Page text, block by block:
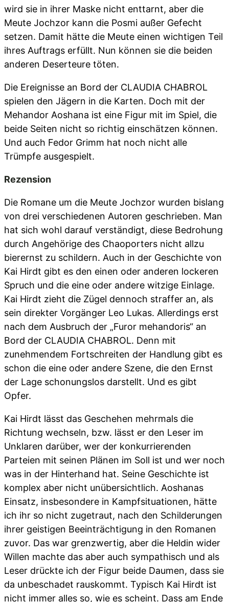
wird sie in ihrer Maske nicht enttarnt, aber die
Meute Jochzor kann die Posmi außer Gefecht
setzen. Damit hätte die Meute einen wichtigen Teil
ihres Auftrags erfüllt. Nun können sie die beiden
anderen Deserteure töten.
Die Ereignisse an Bord der CLAUDIA CHABROL
spielen den Jägern in die Karten. Doch mit der
Mehandor Aoshana ist eine Figur mit im Spiel, die
beide Seiten nicht so richtig einschätzen können.
Und auch Fedor Grimm hat noch nicht alle
Trümpfe ausgespielt.
Rezension
Die Romane um die Meute Jochzor wurden bislang
von drei verschiedenen Autoren geschrieben. Man
hat sich wohl darauf verständigt, diese Bedrohung
durch Angehörige des Chaoporters nicht allzu
bierernst zu schildern. Auch in der Geschichte von
Kai Hirdt gibt es den einen oder anderen lockeren
Spruch und die eine oder andere witzige Einlage.
Kai Hirdt zieht die Zügel dennoch straffer an, als
sein direkter Vorgänger Leo Lukas. Allerdings erst
nach dem Ausbruch der „Furor mehandoris“ an
Bord der CLAUDIA CHABROL. Denn mit
zunehmendem Fortschreiten der Handlung gibt es
schon die eine oder andere Szene, die den Ernst
der Lage schonungslos darstellt. Und es gibt
Opfer.
Kai Hirdt lässt das Geschehen mehrmals die
Richtung wechseln, bzw. lässt er den Leser im
Unklaren darüber, wer der konkurrierenden
Parteien mit seinen Plänen im Soll ist und wer noch
was in der Hinterhand hat. Seine Geschichte ist
komplex aber nicht unübersichtlich. Aoshanas
Einsatz, insbesondere in Kampfsituationen, hätte
ich ihr so nicht zugetraut, nach den Schilderungen
ihrer geistigen Beeinträchtigung in den Romanen
zuvor. Das war grenzwertig, aber die Heldin wider
Willen machte das aber auch sympathisch und als
Leser drückte ich der Figur beide Daumen, dass sie
da unbeschadet rauskommt. Typisch Kai Hirdt ist
nicht immer alles so, wie es scheint. Dass am Ende